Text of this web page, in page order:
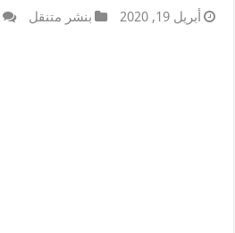
أبريل 19, 2020 بنشر متنقل